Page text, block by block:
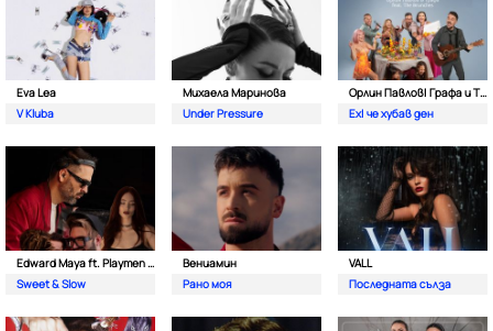
Eva Lea
V Kluba
Михаела Маринова
Under Pressure
Орлин Павлов| Графа и The Brunches
Ех| че хубав ден
Edward Maya ft. Playmen & Alma
Sweet & Slow
Вениамин
Рано моя
VALL
Последната сълза